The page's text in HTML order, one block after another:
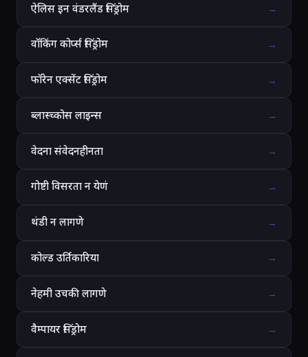
ऐलिस इन वंडरलैंड सिंड्रोम →
वॉकिंग कोर्प्स सिंड्रोम →
फॉरेन एक्सेंट सिंड्रोम →
ब्लास्च्कोस लाइन्स →
वेदना संवेदनहीनता →
गोष्टी विसरता न येणं →
थंडी न लागणे →
कोल्ड उर्तिकारिया →
नेहमी उचकी लागणे →
वैम्पायर सिंड्रोम →